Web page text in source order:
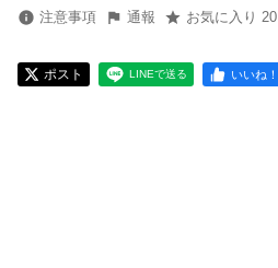
注意事項 通報 お気に入り 20
ポスト LINEで送る いいね！